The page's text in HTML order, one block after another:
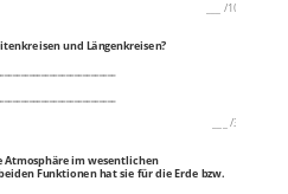
/10P
und Längenkreisen?
/3P
Atmosphäre im wesentlichen
Funktionen hat sie für die Erde bzw.